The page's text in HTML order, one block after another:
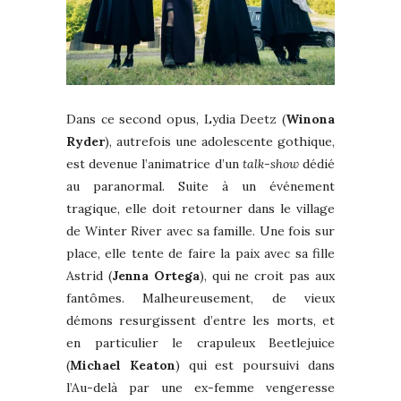
Dans ce second opus, Lydia Deetz (Winona
Ryder), autrefois une adolescente gothique,
est devenue l’animatrice d’un talk-showdédié
au paranormal. Suite à un événement
tragique, elle doit retourner dans le village
de Winter River avec sa famille. Une fois sur
place, elle tente de faire la paix avec sa fille
Astrid (Jenna Ortega), qui ne croit pas aux
fantômes. Malheureusement, de vieux
démons resurgissent d’entre les morts, et
en particulier le crapuleux Beetlejuice
(Michael Keaton) qui est poursuivi dans
l’Au-delà par une ex-femme vengeresse